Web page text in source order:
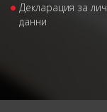
Декларация за
данни